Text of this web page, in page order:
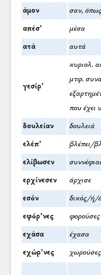
άμον σαν,
απέσ’ μέσα
ατά αυτά
γεσίρ’
κυριολ.
μτφ.
που έχει
δουλείαν δουλειά
ελέπ’ βλέπει/
ελίβωσεν
ερχίνεσεν άρχισε
εσόν δικός/ή/
εφόρ’νες φορούσες
εχάσα έχασα
εχώρ’νες χωρούσες